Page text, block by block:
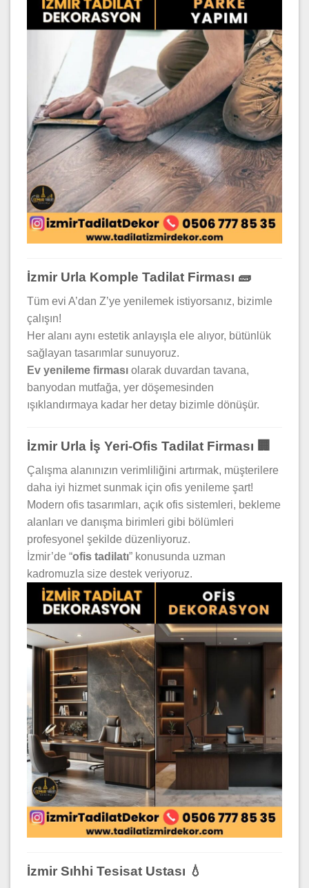
İzmir Urla Komple Tadilat Firması 🧱
Tüm evi A’dan Z’ye yenilemek istiyorsanız, bizimle
çalışın!
Her alanı aynı estetik anlayışla ele alıyor, bütünlük
sağlayan tasarımlar sunuyoruz.
Ev yenileme firması olarak duvardan tavana,
banyodan mutfağa, yer döşemesinden
ışıklandırmaya kadar her detay bizimle dönüşür.
İzmir Urla İş Yeri-Ofis Tadilat Firması 🏢
Çalışma alanınızın verimliliğini artırmak, müşterilere
daha iyi hizmet sunmak için ofis yenileme şart!
Modern ofis tasarımları, açık ofis sistemleri, bekleme
alanları ve danışma birimleri gibi bölümleri
profesyonel şekilde düzenliyoruz.
İzmir’de “ofis tadilatı” konusunda uzman
kadromuzla size destek veriyoruz.
İzmir Sıhhi Tesisat Ustası 💧